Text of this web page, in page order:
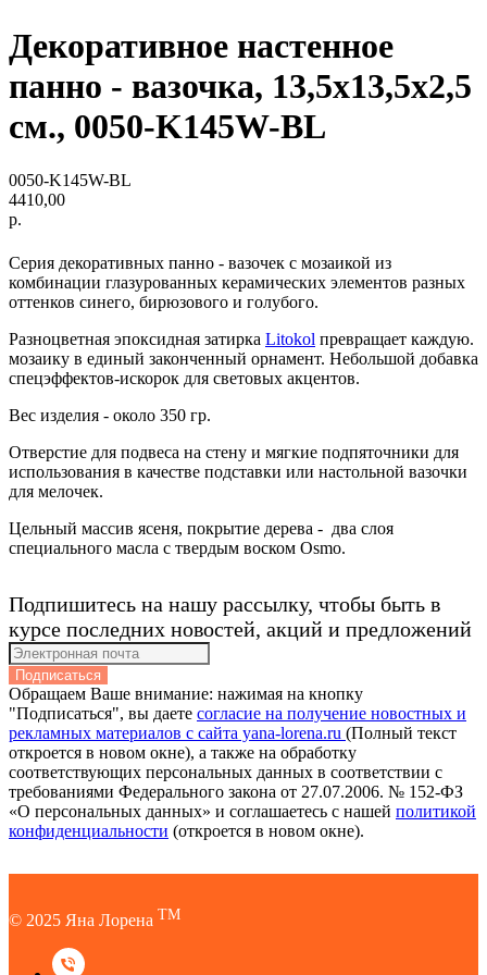
Декоративное настенное
панно - вазочка, 13,5х13,5х2,5
см., 0050-K145W-BL
0050-K145W-BL
4410,00
р.
Серия декоративных панно - вазочек с мозаикой из
комбинации глазурованных керамических элементов разных
оттенков синего, бирюзового и голубого.
Разноцветная эпоксидная затирка Litokol превращает каждую.
мозаику в единый законченный орнамент. Небольшой добавка
спецэффектов-искорок для световых акцентов.
Вес изделия - около 350 гр.
Отверстие для подвеса на стену и мягкие подпяточники для
использования в качестве подставки или настольной вазочки
для мелочек.
Цельный массив ясеня, покрытие дерева - два слоя
специального масла с твердым воском Osmo.
Подпишитесь на нашу рассылку, чтобы быть в
курсе последних новостей, акций и предложений
Подписаться
Обращаем Ваше внимание: нажимая на кнопку
"Подписаться", вы даете согласие на получение новостных и
рекламных материалов с сайта yana-lorena.ru (Полный текст
откроется в новом окне), а также на обработку
соответствующих персональных данных в соответствии с
требованиями Федерального закона от 27.07.2006. № 152-ФЗ
«О персональных данных» и соглашаетесь c нашей политикой
конфиденциальности (откроется в новом окне).
© 2025 Яна Лорена TM